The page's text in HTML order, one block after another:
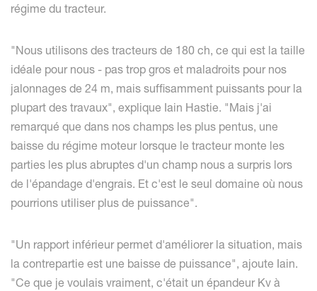
régime du tracteur.
"Nous utilisons des tracteurs de 180 ch, ce qui est la taille
idéale pour nous - pas trop gros et maladroits pour nos
jalonnages de 24 m, mais suffisamment puissants pour la
plupart des travaux", explique Iain Hastie. "Mais j'ai
remarqué que dans nos champs les plus pentus, une
baisse du régime moteur lorsque le tracteur monte les
parties les plus abruptes d'un champ nous a surpris lors
de l'épandage d'engrais. Et c'est le seul domaine où nous
pourrions utiliser plus de puissance".
"Un rapport inférieur permet d'améliorer la situation, mais
la contrepartie est une baisse de puissance", ajoute Iain.
"Ce que je voulais vraiment, c'était un épandeur Kv à